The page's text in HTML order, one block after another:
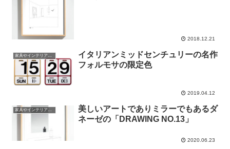
2018.12.21
家具やインテリアやプロダクトの話
イタリアンミッドセンチュリーの名作
フォルモサの限定色
2019.04.12
家具やインテリアやプロダクトの話
美しいアートでありミラーでもあるダ
ネーゼの「DRAWING NO.13」
2020.06.23